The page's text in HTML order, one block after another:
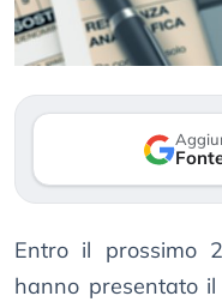
Entro il prossimo
hanno presentato